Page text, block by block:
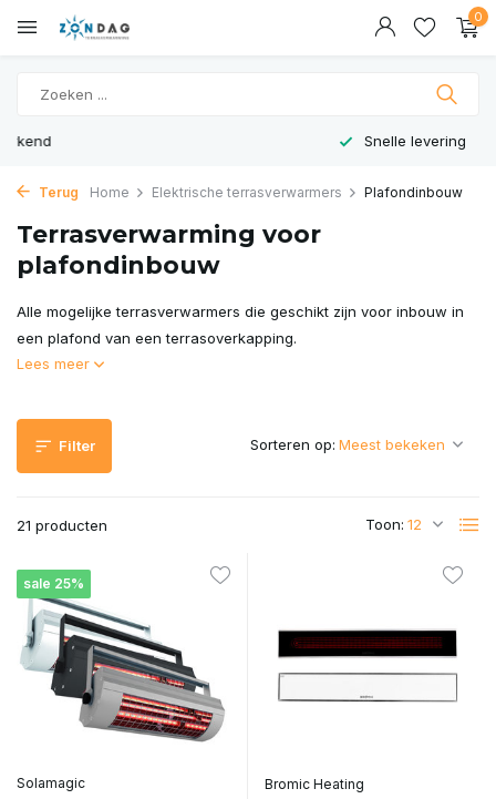
0
Terug Home Elektrische terrasverwarmers Plafondinbouw
Terrasverwarming voor
plafondinbouw
Alle mogelijke terrasverwarmers die geschikt zijn voor inbouw in
een plafond van een terrasoverkapping.
Lees meer
Filter
21 producten Toon:
Sorteren op:
sale 25%
Solamagic Bromic Heating